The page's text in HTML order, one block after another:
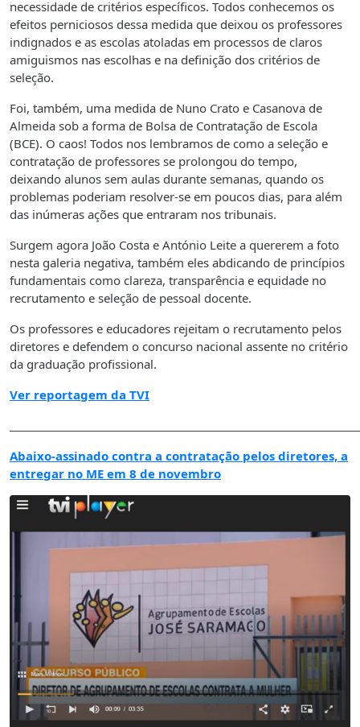
necessidade de critérios específicos. Todos conhecemos os
efeitos perniciosos dessa medida que deixou os professores
indignados e as escolas atoladas em processos de claros
amiguismos nas escolhas e na definição dos critérios de
seleção.
Foi, também, uma medida de Nuno Crato e Casanova de
Almeida sob a forma de Bolsa de Contratação de Escola
(BCE). O caos! Todos nos lembramos de como a seleção e
contratação de professores se prolongou do tempo,
deixando alunos sem aulas durante semanas, quando os
problemas poderiam resolver-se em poucos dias, para além
das inúmeras ações que entraram nos tribunais.
Surgem agora João Costa e António Leite a quererem a foto
nesta galeria negativa, também eles abdicando de princípios
fundamentais como clareza, transparência e equidade no
recrutamento e seleção de pessoal docente.
Os professores e educadores rejeitam o recrutamento pelos
diretores e defendem o concurso nacional assente no critério
da graduação profissional.
Ver reportagem da TVI
Abaixo-assinado contra a contratação pelos diretores, a
entregar no ME em 8 de novembro